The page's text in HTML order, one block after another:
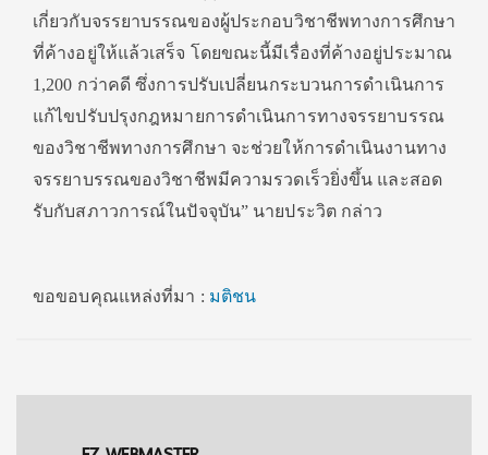
เกี่ยวกับจรรยาบรรณของผู้ประกอบวิชาชีพทางการศึกษา
ที่ค้างอยู่ให้แล้วเสร็จ โดยขณะนี้มีเรื่องที่ค้างอยู่ประมาณ
1,200 กว่าคดี ซึ่งการปรับเปลี่ยนกระบวนการดำเนินการ
แก้ไขปรับปรุงกฎหมายการดำเนินการทางจรรยาบรรณ
ของวิชาชีพทางการศึกษา จะช่วยให้การดำเนินงานทาง
จรรยาบรรณของวิชาชีพมีความรวดเร็วยิ่งขึ้น และสอด
รับกับสภาวการณ์ในปัจจุบัน” นายประวิต กล่าว
ขอขอบคุณแหล่งที่มา : มติชน